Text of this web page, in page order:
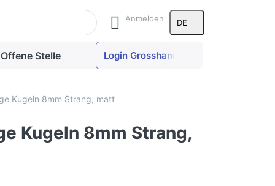
Ergebnisse aufzurufen. Anmelden DE
Offene Stelle Login Grosshandel
Kugeln 8mm Strang, matt
Kugeln 8mm Strang,